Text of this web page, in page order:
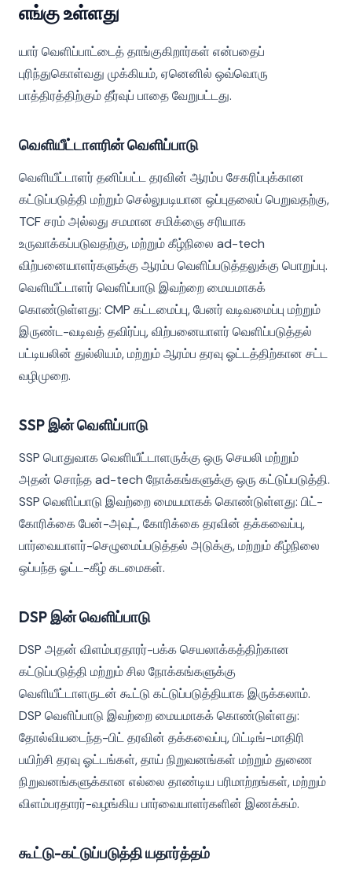
எங்கு உள்ளது
யார் வெளிப்பாட்டைத் தாங்குகிறார்கள் என்பதைப்
புரிந்துகொள்வது முக்கியம், ஏனெனில் ஒவ்வொரு
பாத்திரத்திற்கும் தீர்வுப் பாதை வேறுபட்டது.
வெளியீட்டாளரின் வெளிப்பாடு
வெளியீட்டாளர் தனிப்பட்ட தரவின் ஆரம்ப சேகரிப்புக்கான
கட்டுப்படுத்தி மற்றும் செல்லுபடியான ஒப்புதலைப் பெறுவதற்கு,
TCF சரம் அல்லது சமமான சமிக்ஞை சரியாக
உருவாக்கப்படுவதற்கு, மற்றும் கீழ்நிலை ad-tech
விற்பனையாளர்களுக்கு ஆரம்ப வெளிப்படுத்தலுக்கு பொறுப்பு.
வெளியீட்டாளர் வெளிப்பாடு இவற்றை மையமாகக்
கொண்டுள்ளது: CMP கட்டமைப்பு, பேனர் வடிவமைப்பு மற்றும்
இருண்ட-வடிவத் தவிர்ப்பு, விற்பனையாளர் வெளிப்படுத்தல்
பட்டியலின் துல்லியம், மற்றும் ஆரம்ப தரவு ஓட்டத்திற்கான சட்ட
வழிமுறை.
SSP இன் வெளிப்பாடு
SSP பொதுவாக வெளியீட்டாளருக்கு ஒரு செயலி மற்றும்
அதன் சொந்த ad-tech நோக்கங்களுக்கு ஒரு கட்டுப்படுத்தி.
SSP வெளிப்பாடு இவற்றை மையமாகக் கொண்டுள்ளது: பிட்-
கோரிக்கை பேன்-அவுட், கோரிக்கை தரவின் தக்கவைப்பு,
பார்வையாளர்-செழுமைப்படுத்தல் அடுக்கு, மற்றும் கீழ்நிலை
ஒப்பந்த ஓட்ட-கீழ் கடமைகள்.
DSP இன் வெளிப்பாடு
DSP அதன் விளம்பரதாரர்-பக்க செயலாக்கத்திற்கான
கட்டுப்படுத்தி மற்றும் சில நோக்கங்களுக்கு
வெளியீட்டாளருடன் கூட்டு கட்டுப்படுத்தியாக இருக்கலாம்.
DSP வெளிப்பாடு இவற்றை மையமாகக் கொண்டுள்ளது:
தோல்வியடைந்த-பிட் தரவின் தக்கவைப்பு, பிட்டிங்-மாதிரி
பயிற்சி தரவு ஓட்டங்கள், தாய் நிறுவனங்கள் மற்றும் துணை
நிறுவனங்களுக்கான எல்லை தாண்டிய பரிமாற்றங்கள், மற்றும்
விளம்பரதாரர்-வழங்கிய பார்வையாளர்களின் இணக்கம்.
கூட்டு-கட்டுப்படுத்தி யதார்த்தம்